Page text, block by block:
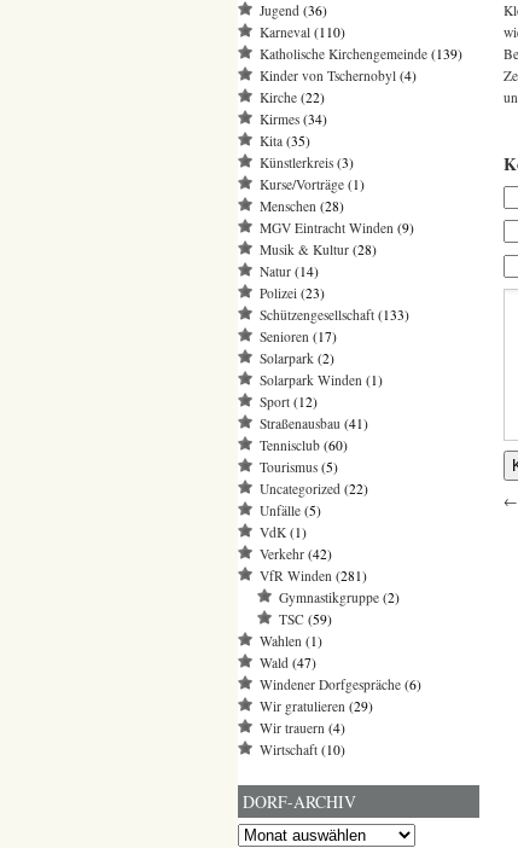
←
Jugend (36)
Karneval (110)
Katholische Kirchengemeinde (139)
Kinder von Tschernobyl (4)
Kirche (22)
Kirmes (34)
Kita (35)
Künstlerkreis (3)
Kurse/Vorträge (1)
Menschen (28)
MGV Eintracht Winden (9)
Musik & Kultur (28)
Natur (14)
Polizei (23)
Schützengesellschaft (133)
Senioren (17)
Solarpark (2)
Solarpark Winden (1)
Sport (12)
Straßenausbau (41)
Tennisclub (60)
Tourismus (5)
Uncategorized (22)
Unfälle (5)
VdK (1)
Verkehr (42)
VfR Winden (281)
Gymnastikgruppe (2)
TSC (59)
Wahlen (1)
Wald (47)
Windener Dorfgespräche (6)
Wir gratulieren (29)
Wir trauern (4)
Wirtschaft (10)
DORF-ARCHIV
Dorf-